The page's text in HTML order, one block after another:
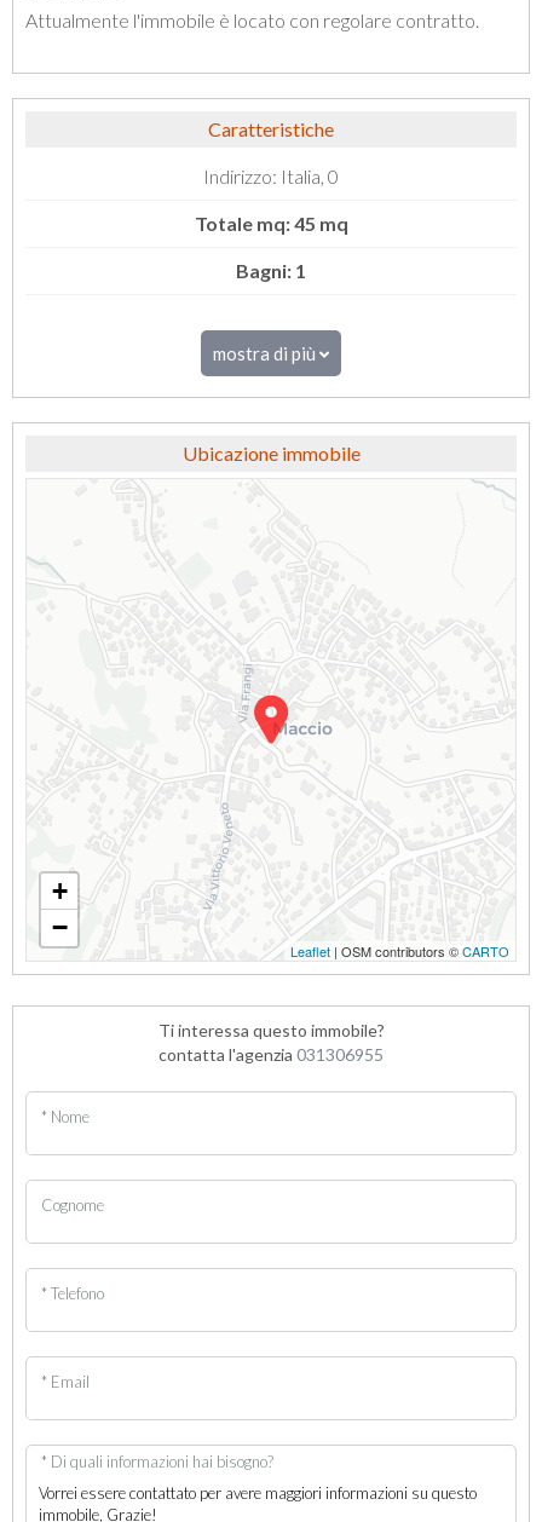
Attualmente l'immobile è locato con regolare contratto.
Caratteristiche
Indirizzo: Italia, 0
Totale mq: 45 mq
Bagni: 1
mostra di più
Ubicazione immobile
+
−
Leaflet | OSM contributors ©CARTO
Ti interessa questo immobile?
contatta l'agenzia 031306955
* Nome
Cognome
* Telefono
* Email
* Di quali informazioni hai bisogno?